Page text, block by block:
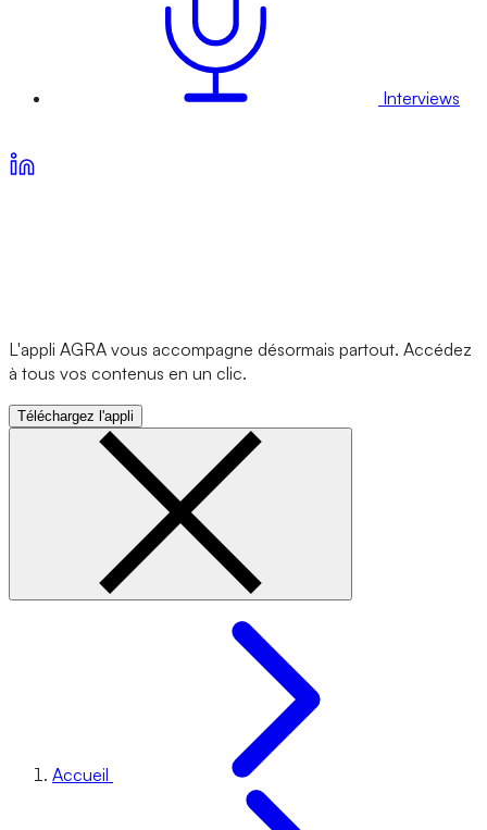
Interviews
L'appli AGRA vous accompagne désormais partout. Accédez
à tous vos contenus en un clic.
Téléchargez l'appli
Accueil